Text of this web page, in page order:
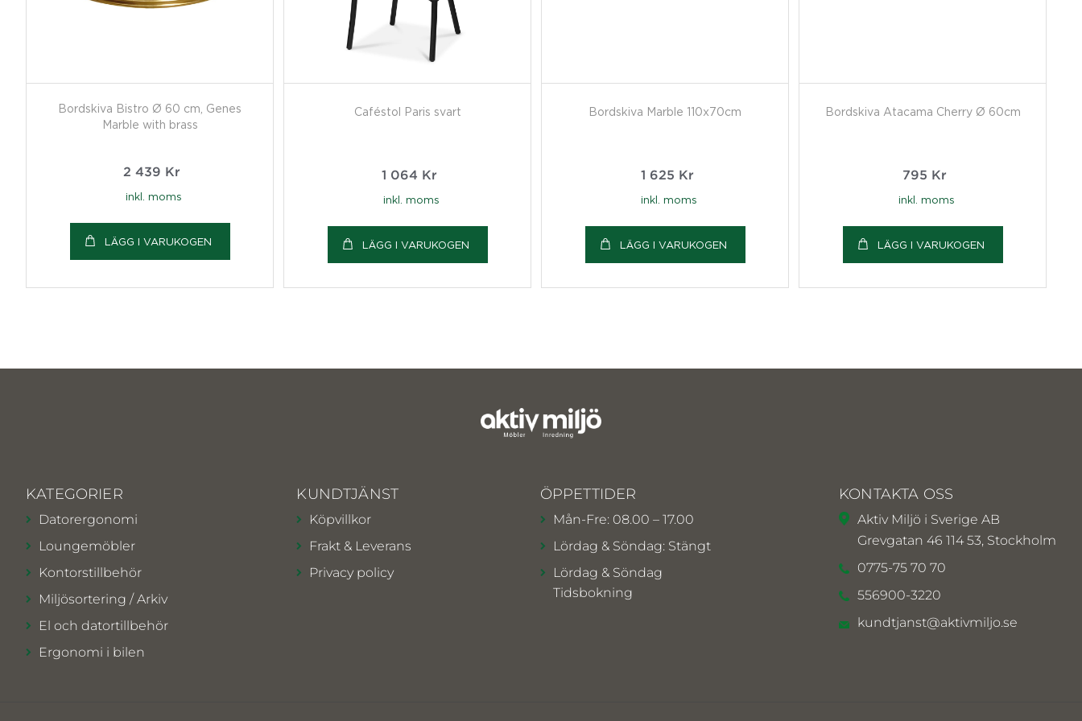
Bordskiva Bistro Ø 60 cm, Genes
Marble with brass
2 439 Kr
inkl. moms
LÄGG I VARUKOGEN
Caféstol Paris svart
1 064 Kr
inkl. moms
LÄGG I VARUKOGEN
Bordskiva Marble 110x70cm
1 625 Kr
inkl. moms
LÄGG I VARUKOGEN
Bordskiva Atacama Cherry Ø 60cm
795 Kr
inkl. moms
LÄGG I VARUKOGEN
KATEGORIER
Datorergonomi
Loungemöbler
Kontorstillbehör
Miljösortering / Arkiv
El och datortillbehör
Ergonomi i bilen
KUNDTJÄNST
Köpvillkor
Frakt & Leverans
Privacy policy
ÖPPETTIDER
Mån-Fre: 08.00 – 17.00
Lördag & Söndag: Stängt
Lördag & Söndag
Tidsbokning
KONTAKTA OSS
Aktiv Miljö i Sverige AB
Grevgatan 46 114 53, Stockholm
0775-75 70 70
556900-3220
kundtjanst@aktivmiljo.se